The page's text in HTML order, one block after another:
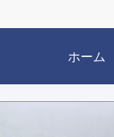
ホーム